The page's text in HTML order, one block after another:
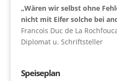
„Wären wir selbst ohne
nicht mit Eifer solche bei
Francois Duc de La
Diplomat u. Schriftsteller
Speiseplan